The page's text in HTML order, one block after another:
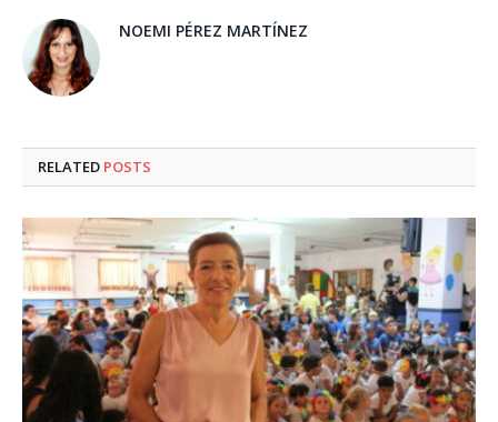
NOEMI PÉREZ MARTÍNEZ
RELATED POSTS